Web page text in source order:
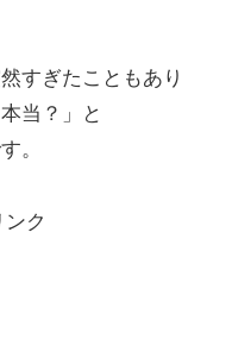
すぎたこともあり
当？」と
。
ク